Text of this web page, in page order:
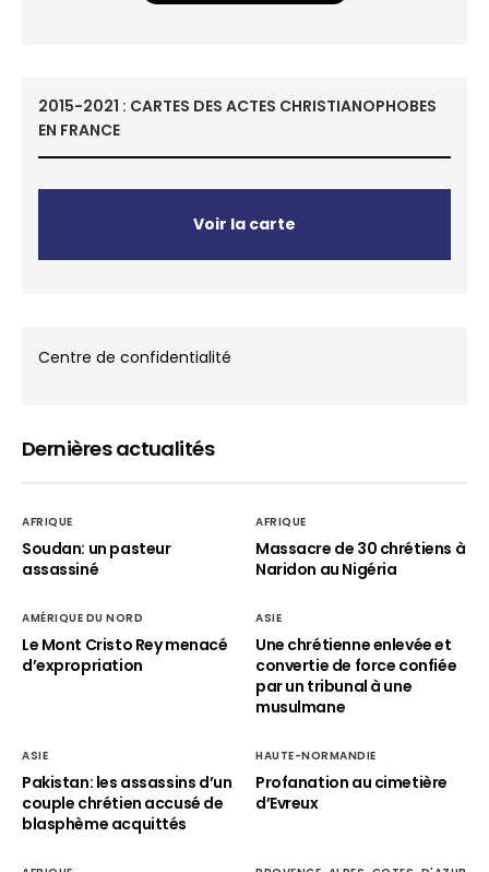
2015-2021 : CARTES DES ACTES CHRISTIANOPHOBES
EN FRANCE
Voir la carte
Centre de confidentialité
Dernières actualités
AFRIQUE
Soudan: un pasteur
assassiné
AFRIQUE
Massacre de 30 chrétiens à
Naridon au Nigéria
AMÉRIQUE DU NORD
Le Mont Cristo Rey menacé
d’expropriation
ASIE
Une chrétienne enlevée et
convertie de force confiée
par un tribunal à une
musulmane
ASIE
Pakistan: les assassins d’un
couple chrétien accusé de
blasphème acquittés
HAUTE-NORMANDIE
Profanation au cimetière
d’Evreux